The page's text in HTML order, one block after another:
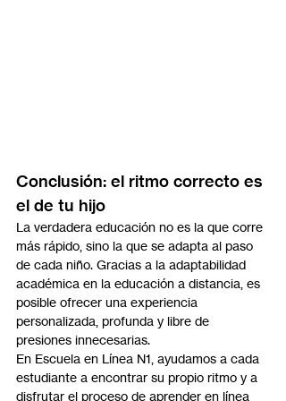
Conclusión: el ritmo correcto es
el de tu hijo
La verdadera educación no es la que corre
más rápido, sino la que se adapta al paso
de cada niño. Gracias a la adaptabilidad
académica en la educación a distancia, es
posible ofrecer una experiencia
personalizada, profunda y libre de
presiones innecesarias.
En Escuela en Línea N1, ayudamos a cada
estudiante a encontrar su propio ritmo y a
disfrutar el proceso de aprender en línea